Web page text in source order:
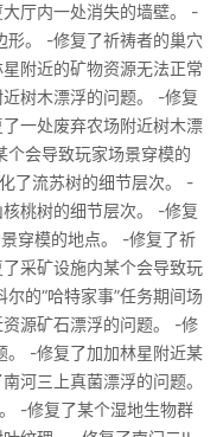
厅内一处消失的墙壁。 -
形。 -修复了祈祷者的巢穴
附近的矿物资源无法正常
树木漂浮的问题。 -修复
一处废弃农场附近树木漂
会导致玩家场景穿模的
了流苏树的细节层次。 -
桃树的细节层次。 -修复
穿模的地点。 -修复了祈
采矿设施内某个会导致玩
的“哈特家事”任务期间场
源矿石漂浮的问题。 -修
。 -修复了加加林星附近某
河三上真菌漂浮的问题。
-修复了某个湿地生物群